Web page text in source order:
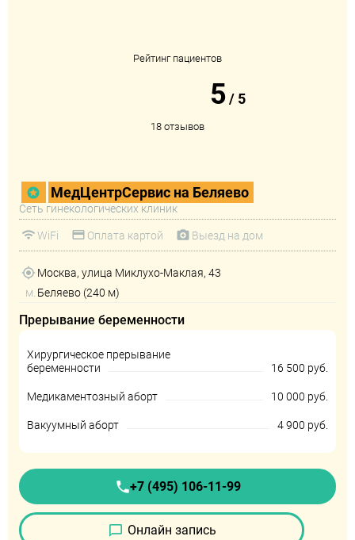
Рейтинг пациентов
5/ 5
18 отзывов
МедЦентрСервис на Беляево
Сеть гинекологических клиник
WiFi Оплата картой Выезд на дом
Москва, улица Миклухо-Маклая, 43
м. Беляево (240 м)
Прерывание беременности
Хирургическое прерывание
беременности
16 500 руб.
Медикаментозный аборт 10 000 руб.
Вакуумный аборт 4 900 руб.
+7 (495) 106-11-99
Онлайн запись